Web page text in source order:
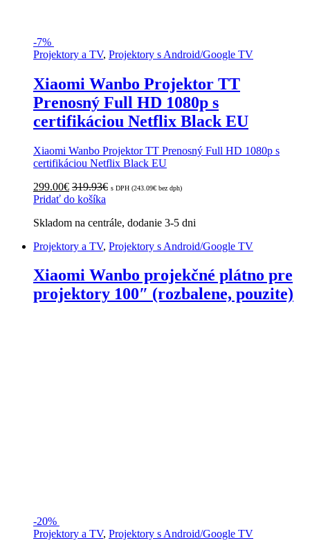
-7%
Projektory a TV, Projektory s Android/Google TV
Xiaomi Wanbo Projektor TT
Prenosný Full HD 1080p s
certifikáciou Netflix Black EU
Xiaomi Wanbo Projektor TT Prenosný Full HD 1080p s
certifikáciou Netflix Black EU
299.00€ 319.93€ s DPH (243.09€ bez dph)
Pridať do košíka
Skladom na centrále, dodanie 3-5 dni
Projektory a TV, Projektory s Android/Google TV
Xiaomi Wanbo projekčné plátno pre
projektory 100″ (rozbalene, pouzite)
-20%
Projektory a TV, Projektory s Android/Google TV